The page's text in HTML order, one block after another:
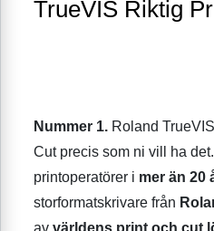
TrueVIS Riktig
Nummer 1. Roland
Cut precis som ni vill ha
printoperatörer i mer än 20
storformatskrivare från
av världens print och cut